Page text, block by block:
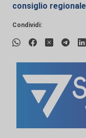
consiglio regionale
Condividi: